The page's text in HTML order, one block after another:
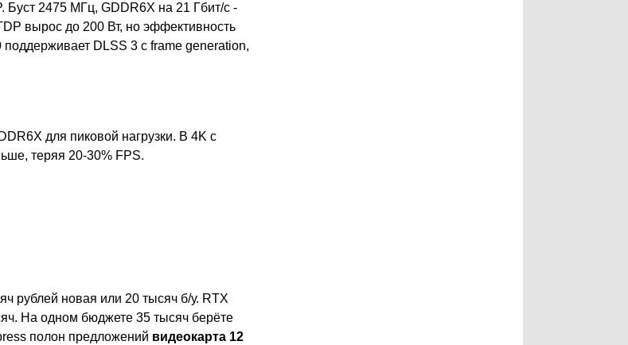
Буст 2475 МГц, GDDR6X на 21 Гбит/с -
вырос до 200 Вт, но эффективность
поддерживает DLSS 3 с frame generation,
для пиковой нагрузки. В 4K с
теряя 20-30% FPS.
рублей новая или 20 тысяч б/у. RTX
На одном бюджете 35 тысяч берёте
полон предложений видеокарта 12